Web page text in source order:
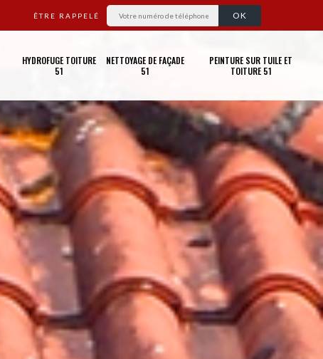
ÊTRE RAPPELÉ
HYDROFUGE TOITURE
51
NETTOYAGE DE FAÇADE
51
PEINTURE SUR TUILE ET
TOITURE 51